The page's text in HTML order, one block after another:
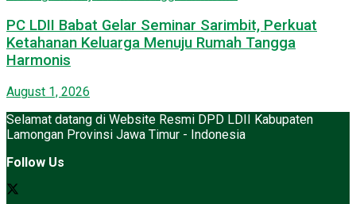
PC LDII Babat Gelar Seminar Sarimbit, Perkuat
Ketahanan Keluarga Menuju Rumah Tangga
Harmonis
August 1, 2026
Selamat datang di Website Resmi DPD LDII Kabupaten
Lamongan Provinsi Jawa Timur - Indonesia
Follow Us